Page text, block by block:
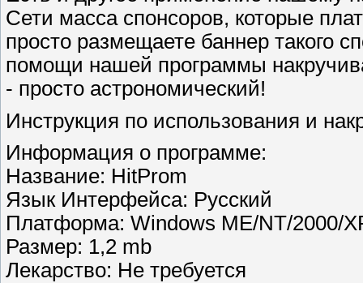
Сети масса спонсоров, которые
просто размещаете баннер такого
помощи нашей программы
- просто астрономический!
Инструкция по использования и
Информация о программе:
Название: HitProm
Язык Интерфейса: Русский
Платформа: Windows ME/NT/2000/
Размер: 1,2 mb
Лекарство: Не требуется